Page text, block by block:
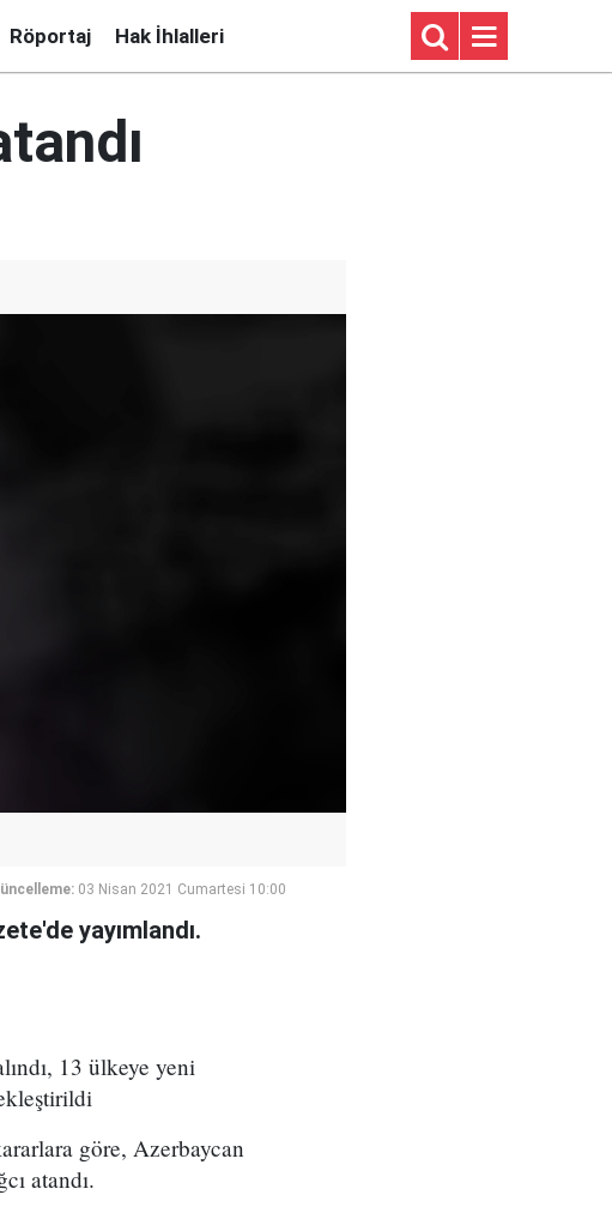
Röportaj Hak İhlalleri
03 Nisan 2021 Cumartesi 10:00
yayımlandı.
13 ülkeye yeni
göre, Azerbaycan
atandı.